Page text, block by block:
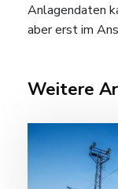
Anlagendaten
aber erst im
Weitere